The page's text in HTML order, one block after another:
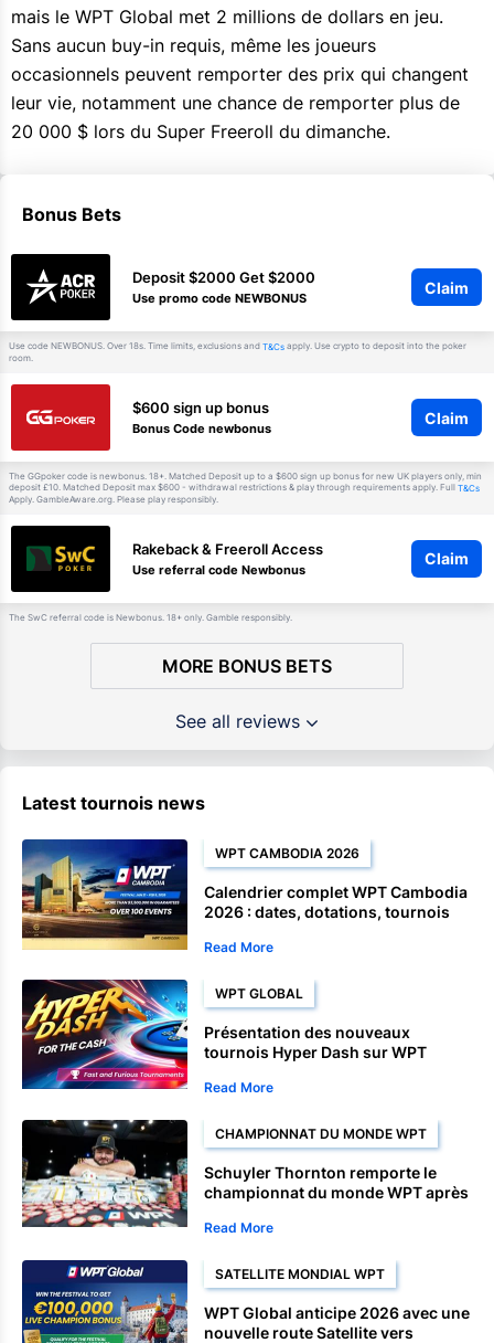
mais le WPT Global met 2 millions de dollars en jeu.
Sans aucun buy-in requis, même les joueurs
occasionnels peuvent remporter des prix qui changent
leur vie, notamment une chance de remporter plus de
20 000 $ lors du Super Freeroll du dimanche.
Bonus Bets
Deposit $2000 Get $2000
Use promo code NEWBONUS
Claim
Use code NEWBONUS. Over 18s. Time limits, exclusions and T&Cs apply. Use crypto to deposit into the poker
room.
$600 sign up bonus
Bonus Code newbonus
Claim
The GGpoker code is newbonus. 18+. Matched Deposit up to a $600 sign up bonus for new UK players only, min
deposit £10. Matched Deposit max $600 - withdrawal restrictions & play through requirements apply. Full T&Cs
Apply. GambleAware.org. Please play responsibly.
Rakeback & Freeroll Access
Use referral code Newbonus
Claim
The SwC referral code is Newbonus. 18+ only. Gamble responsibly.
MORE BONUS BETS
See all reviews
Latest tournois news
WPT CAMBODIA 2026
Calendrier complet WPT Cambodia
2026 : dates, dotations, tournois
Read More
WPT GLOBAL
Présentation des nouveaux
tournois Hyper Dash sur WPT
Read More
CHAMPIONNAT DU MONDE WPT
Schuyler Thornton remporte le
championnat du monde WPT après
World Championship.
Read More
SATELLITE MONDIAL WPT
WPT Global anticipe 2026 avec une
nouvelle route Satellite vers